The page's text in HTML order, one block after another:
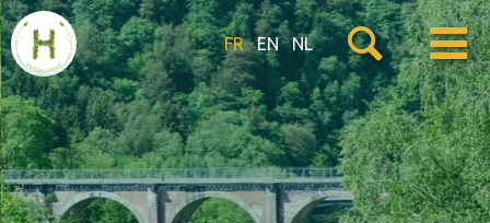
FR EN NL